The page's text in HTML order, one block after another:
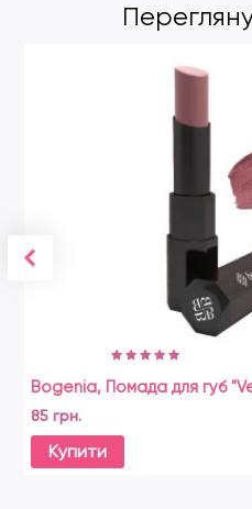
Bogenia, Помада для губ
85 грн.
Купити